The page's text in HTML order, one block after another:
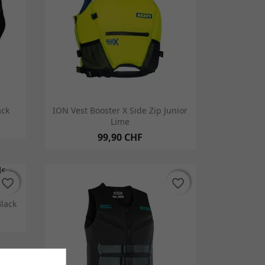
Vorschau
ION Vest Booster X Side Zip Junior
Lime
99,90 CHF
favorite_border
favorite_border favorite_border
favorite_border